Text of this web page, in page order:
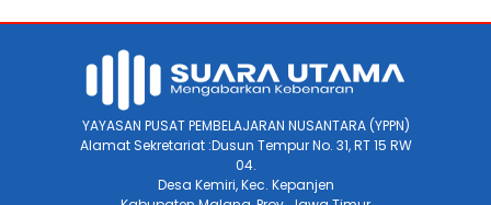
YAYASAN PUSAT PEMBELAJARAN NUSANTARA (YPPN)
Alamat Sekretariat :Dusun Tempur No. 31, RT 15 RW
04.
Desa Kemiri, Kec. Kepanjen